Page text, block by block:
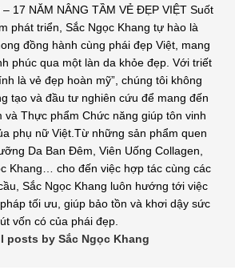
– 17 NĂM NÂNG TẦM VẺ ĐẸP VIỆT Suốt
phát triển, Sắc Ngọc Khang tự hào là
đồng hành cùng phái đẹp Việt, mang
phúc qua một làn da khỏe đẹp. Với triết
là vẻ đẹp hoàn mỹ”, chúng tôi không
tạo và đầu tư nghiên cứu để mang đến
và Thực phẩm Chức năng giúp tôn vinh
phụ nữ Việt.Từ những sản phẩm quen
Da Ban Đêm, Viên Uống Collagen,
Khang… cho đến việc hợp tác cùng các
Sắc Ngọc Khang luôn hướng tới việc
tối ưu, giúp bảo tồn và khơi dậy sức
vốn có của phái đẹp.
posts by Sắc Ngọc Khang